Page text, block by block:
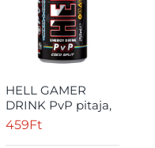
HELL GAMER
DRINK PvP pitaja,
kókusz és
459Ft